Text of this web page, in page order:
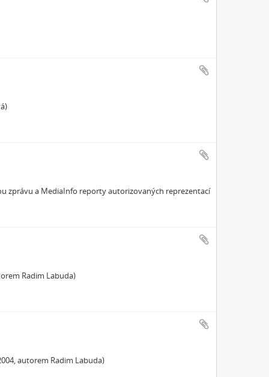
zprávu a MediaInfo reporty autorizovaných reprezentací
Radim Labuda)
autorem Radim Labuda)